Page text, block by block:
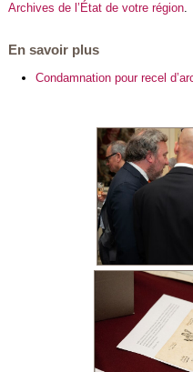
Archives de l’État de votre région.
En savoir plus
Condamnation pour recel